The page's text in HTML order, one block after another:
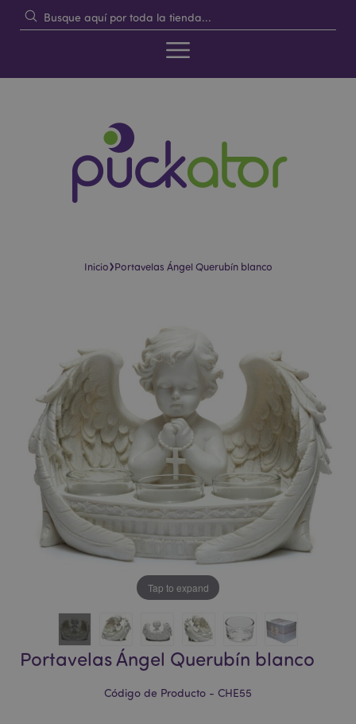
Inicio›Portavelas Ángel Querubín blanco
imágenes
imágenes
Tap to expand
Portavelas Ángel Querubín blanco
Código de Producto - CHE55